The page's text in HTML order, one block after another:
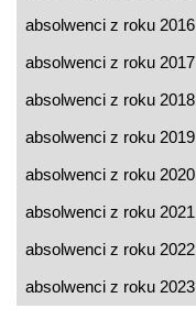
absolwenci z roku 2016
absolwenci z roku 2017
absolwenci z roku 2018
absolwenci z roku 2019
absolwenci z roku 2020
absolwenci z roku 2021
absolwenci z roku 2022
absolwenci z roku 2023